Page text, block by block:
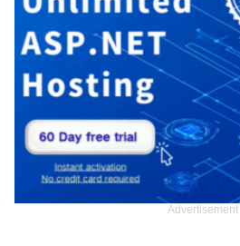
Advertisement